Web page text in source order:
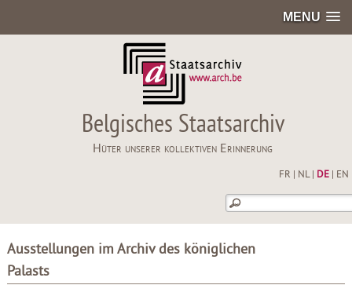
MENU
Belgisches Staatsarchiv
Hüter unserer kollektiven Erinnerung
FR NL| DE| EN
Ausstellungen im Archiv des königlichen
Palasts